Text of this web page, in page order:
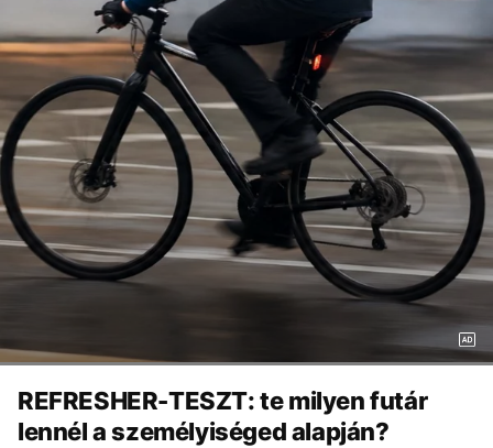
REFRESHER-TESZT: te milyen futár
lennél a személyiséged alapján?